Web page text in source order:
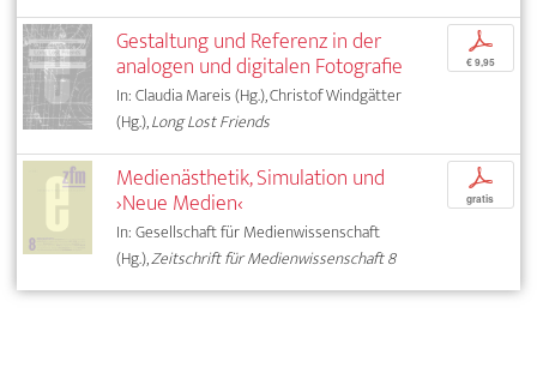
Gestaltung und Referenz in der
analogen und digitalen Fotografie
In: Claudia Mareis (Hg.), Christof Windgätter
(Hg.),Long Lost Friends
p
€ 9,95
Medienästhetik, Simulation und
›Neue Medien‹
In: Gesellschaft für Medienwissenschaft
(Hg.),Zeitschrift für Medienwissenschaft 8
p
gratis